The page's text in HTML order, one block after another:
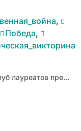
,
Победа,
Клуб лауреатов премии имени С.П. Титова отметил юбилей и пополнился новичками